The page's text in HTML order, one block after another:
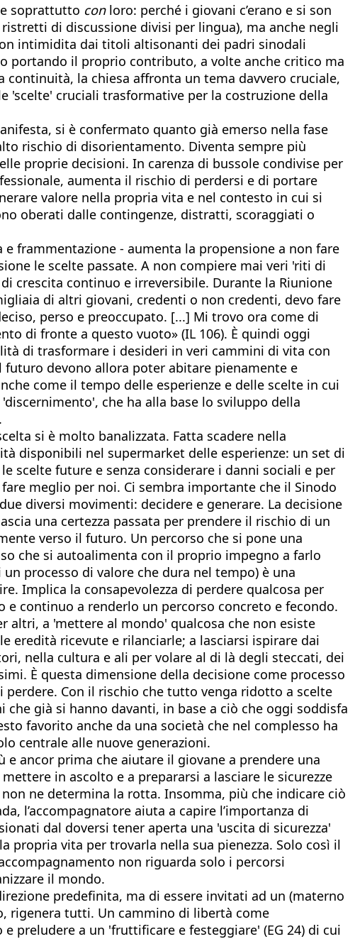
soprattutto conloro: perché i giovani c’erano e si son
di discussione divisi per lingua), ma anche negli
intimidita dai titoli altisonanti dei padri sinodali
portando il proprio contributo, a volte anche critico ma
la chiesa affronta un tema davvero cruciale,
'scelte' cruciali trasformative per la costruzione della
si è confermato quanto già emerso nella fase
rischio di disorientamento. Diventa sempre più
proprie decisioni. In carenza di bussole condivise per
aumenta il rischio di perdersi e di portare
valore nella propria vita e nel contesto in cui si
oberati dalle contingenze, distratti, scoraggiati o
frammentazione - aumenta la propensione a non fare
le scelte passate. A non compiere mai veri 'riti di
crescita continuo e irreversibile. Durante la Riunione
di altri giovani, credenti o non credenti, devo fare
perso e preoccupato. [...] Mi trovo ora come di
di fronte a questo vuoto» (IL 106). È quindi oggi
di trasformare i desideri in veri cammini di vita con
devono allora poter abitare pienamente e
come il tempo delle esperienze e delle scelte in cui
che ha alla base lo sviluppo della
si è molto banalizzata. Fatta scadere nella
disponibili nel supermarket delle esperienze: un set di
scelte future e senza considerare i danni sociali e per
meglio per noi. Ci sembra importante che il Sinodo
diversi movimenti: decidere e generare. La decisione
una certezza passata per prendere il rischio di un
verso il futuro. Un percorso che si pone una
che si autoalimenta con il proprio impegno a farlo
processo di valore che dura nel tempo) è una
Implica la consapevolezza di perdere qualcosa per
continuo a renderlo un percorso concreto e fecondo.
altri, a 'mettere al mondo' qualcosa che non esiste
eredità ricevute e rilanciarle; a lasciarsi ispirare dai
nella cultura e ali per volare al di là degli steccati, dei
È questa dimensione della decisione come processo
Con il rischio che tutto venga ridotto a scelte
già si hanno davanti, in base a ciò che oggi soddisfa
favorito anche da una società che nel complesso ha
centrale alle nuove generazioni.
e ancor prima che aiutare il giovane a prendere una
in ascolto e a prepararsi a lasciare le sicurezze
ne determina la rotta. Insomma, più che indicare ciò
l’accompagnatore aiuta a capire l’importanza di
dal doversi tener aperta una 'uscita di sicurezza'
propria vita per trovarla nella sua pienezza. Solo così il
non riguarda solo i percorsi
il mondo.
predefinita, ma di essere invitati ad un (materno
rigenera tutti. Un cammino di libertà come
preludere a un 'fruttificare e festeggiare' (EG 24) di cui